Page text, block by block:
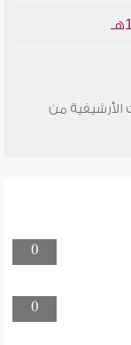
الأرشيفية من
0
0